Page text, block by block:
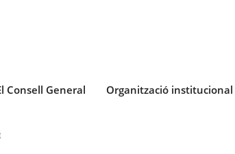
Consell General Organització institucional